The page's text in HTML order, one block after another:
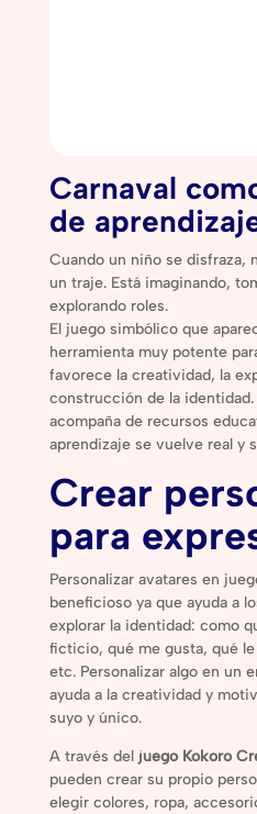
Carnaval
de
Cuando un niño se disfraza,
un traje. Está imaginando,
explorando roles.
El juego simbólico que
herramienta muy potente
favorece la creatividad, la
construcción de la
acompaña de recursos
aprendizaje se vuelve real y
Crear
para
Personalizar avatares en
beneficioso ya que ayuda a
explorar la identidad: como
ficticio, qué me gusta, qué
etc. Personalizar algo en un
ayuda a la creatividad y
suyo y único.
A través del juego Kokoro
pueden crear su propio
elegir colores, ropa,